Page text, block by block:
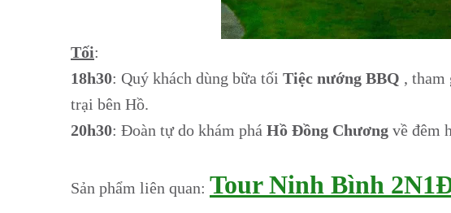
Tối:
18h30: Quý khách dùng bữa tối Tiệc nướng BBQ , tham
trại bên Hồ.
20h30: Đoàn tự do khám phá Hồ Đồng Chương về đêm
Sản phẩm liên quan: Tour Ninh Bình